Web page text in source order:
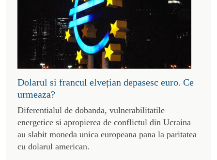
Dolarul si francul elvețian depasesc euro. Ce
urmeaza?
Diferentialul de dobanda, vulnerabilitatile
energetice si apropierea de conflictul din Ucraina
au slabit moneda unica europeana pana la paritatea
cu dolarul american.